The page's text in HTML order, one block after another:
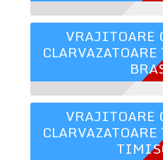
VRAJITOARE
VRAJITOARE